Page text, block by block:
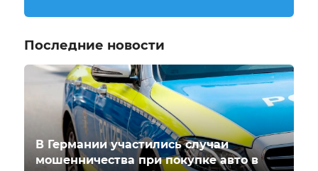
Последние новости
В Германии участились случаи
мошенничества при покупке авто в